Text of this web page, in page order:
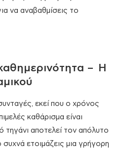
να αναβαθμίσεις το
– Η
εκεί που ο χρόνος
καθάρισμα είναι
τηγάνι αποτελεί τον απόλυτο
ετοιμάζεις μια γρήγορη